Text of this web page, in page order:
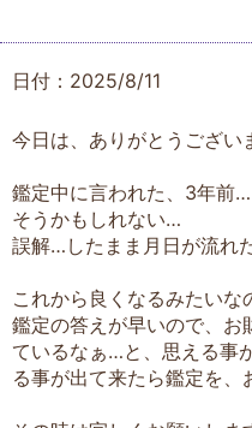
日付：2025/8/11
今日は、ありがとうござい
鑑定中に言われた、3年前…
そうかもしれない…
誤解…したまま月日が流れ
これから良くなるみたいな
鑑定の答えが早いので、お
ているなぁ…と、思える事
る事が出て来たら鑑定を、